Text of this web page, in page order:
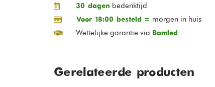
30 dagen bedenktijd
Voor 18:00 besteld = morgen in huis
Wettelijke garantie via Bamled
Gerelateerde producten